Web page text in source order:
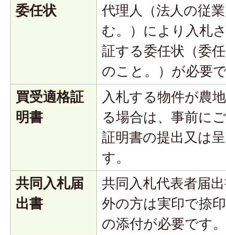
委任状
代理人（法人の従
む。）により入札
証する委任状（委
のこと。）が必要
買受適格証
明書
入札する物件が農
る場合は、事前に
証明書の提出又は
す。
共同入札届
出書
共同入札代表者届
外の方は実印で捺
の添付が必要です。